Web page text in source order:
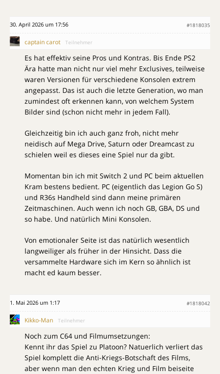
30. April 2026 um 17:56 #1818035
captain carot Teilnehmer
Es hat effektiv seine Pros und Kontras. Bis Ende PS2
Ära hatte man nicht nur viel mehr Exclusives, teilweise
waren Versionen für verschiedene Konsolen extrem
angepasst. Das ist auch die letzte Generation, wo man
zumindest oft erkennen kann, von welchem System
Bilder sind (schon nicht mehr in jedem Fall).
Gleichzeitig bin ich auch ganz froh, nicht mehr
neidisch auf Mega Drive, Saturn oder Dreamcast zu
schielen weil es dieses eine Spiel nur da gibt.
Momentan bin ich mit Switch 2 und PC beim aktuellen
Kram bestens bedient. PC (eigentlich das Legion Go S)
und R36s Handheld sind dann meine primären
Zeitmaschinen. Auch wenn ich noch GB, GBA, DS und
so habe. Und natürlich Mini Konsolen.
Von emotionaler Seite ist das natürlich wesentlich
langweiliger als früher in der Hinsicht. Dass die
versammelte Hardware sich im Kern so ähnlich ist
macht ed kaum besser.
1. Mai 2026 um 1:17 #1818042
Kikko-Man Teilnehmer
Noch zum C64 und Filmumsetzungen:
Kennt ihr das Spiel zu Platoon? Natuerlich verliert das
Spiel komplett die Anti-Kriegs-Botschaft des Films,
aber wenn man den echten Krieg und Film beiseite